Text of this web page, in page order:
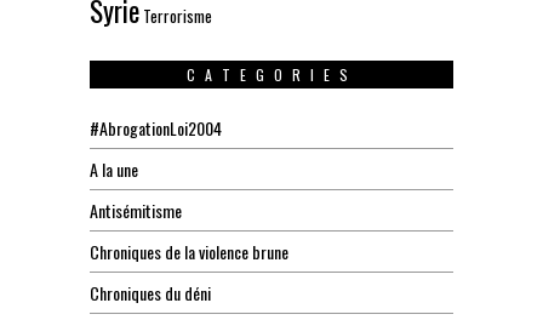
Syrie Terrorisme
CATEGORIES
#AbrogationLoi2004
A la une
Antisémitisme
Chroniques de la violence brune
Chroniques du déni